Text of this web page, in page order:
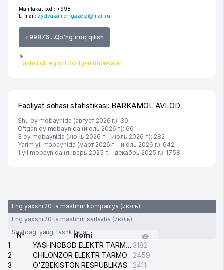
Mamlakat kodi: +998
E-mail: ayolvazamon.gazeta@mail.ru
+99876 ...Qo'ng'iroq qilish
Tashkilot tegishli bo'lgan Rubrikalar
Faoliyat sohasi statistikasi: BARKAMOL AVLOD
Shu oy mobaynida (август 2026 г.): 30
O'tgan oy mobaynida (июль 2026 г.): 66
3 oy mobaynida (июнь 2026 г. - июль 2026 г.): 282
Yarim yil mobaynida (март 2026 г. - июль 2026 г.): 642
1 yil mobaynida (январь 2025 г. - декабрь 2025 г.): 1758
Eng yaxshi 20 ta mashhur kompaniya (июль)
Eng yaxshi 20 ta mashhur sarlavha (июль)
Saytdagi yangi tashkilotlar
№
Nomi
1
YASHNOBOD ELEKTR TARMOG'I NOSOZLIKLARI XIZMATI 3182
2
CHILONZOR ELEKTR TARMOG'I NOSOZLIK XIZMATI2459
3
O'ZBEKISTON RESPUBLIKASI BOSH PROKURATURASI ISHONCH TELEFONI2411